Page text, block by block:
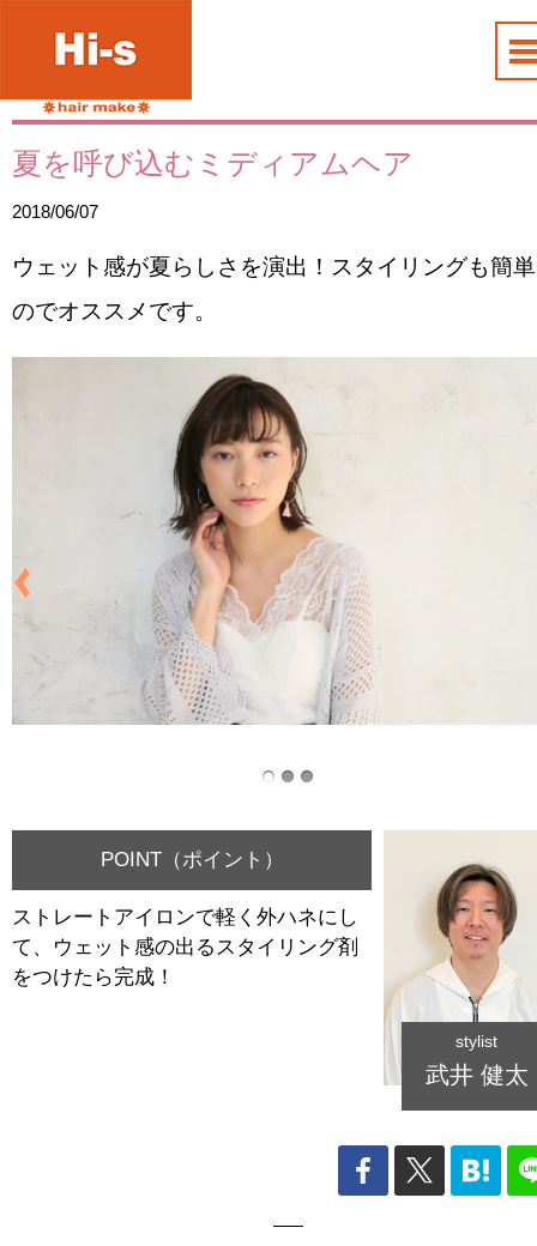
夏を呼び込むミディアムヘア
2018/06/07
ウェット感が夏らしさを演出！スタイリングも簡
のでオススメです。
POINT（ポイント）
ストレートアイロンで軽く外ハネにし
て、ウェット感の出るスタイリング剤
をつけたら完成！
stylist
武井 健太